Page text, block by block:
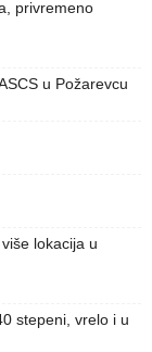
privremeno
u Požarevcu
lokacija u
stepeni, vrelo i u